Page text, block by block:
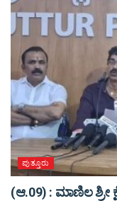
ಪುತ್ತೂರು
(ಆ.09) : ಮಾಣಿಲ ಶ್ರೀ